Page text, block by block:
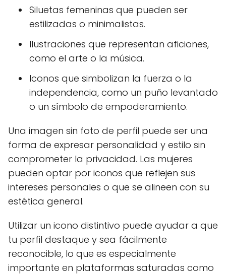
Siluetas femeninas que pueden ser
estilizadas o minimalistas.
Ilustraciones que representan aficiones,
como el arte o la música.
Iconos que simbolizan la fuerza o la
independencia, como un puño levantado
o un símbolo de empoderamiento.
Una imagen sin foto de perfil puede ser una
forma de expresar personalidad y estilo sin
comprometer la privacidad. Las mujeres
pueden optar por iconos que reflejen sus
intereses personales o que se alineen con su
estética general.
Utilizar un icono distintivo puede ayudar a que
tu perfil destaque y sea fácilmente
reconocible, lo que es especialmente
importante en plataformas saturadas como